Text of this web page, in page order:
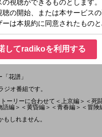
花譜」
オ番組です。
ーリーに合わせて＜上京編＞＜死
編＞＜黄昏編＞＜青春編＞＜冒険
しれません。
してradikoを利用する